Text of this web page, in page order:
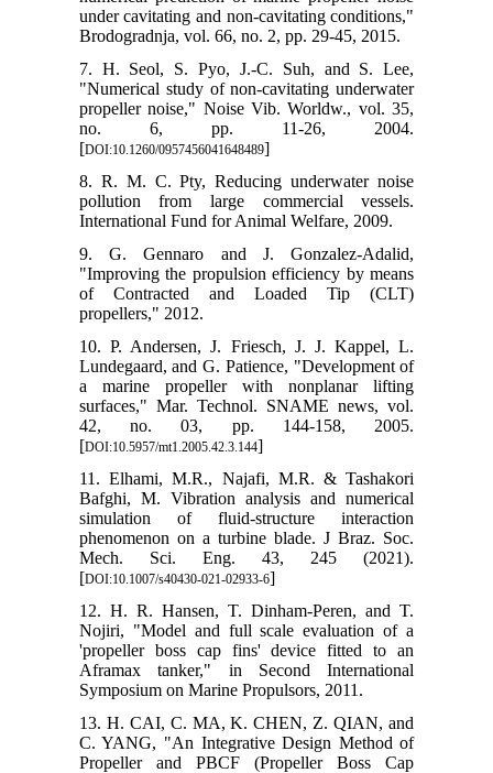
under cavitating and non-cavitating conditions,"
Brodogradnja, vol. 66, no. 2, pp. 29-45, 2015.
7. H. Seol, S. Pyo, J.-C. Suh, and S. Lee,
"Numerical study of non-cavitating underwater
propeller noise," Noise Vib. Worldw., vol. 35,
no. 6, pp. 11-26, 2004.
[DOI:10.1260/0957456041648489]
8. R. M. C. Pty, Reducing underwater noise
pollution from large commercial vessels.
International Fund for Animal Welfare, 2009.
9. G. Gennaro and J. Gonzalez-Adalid,
"Improving the propulsion efficiency by means
of Contracted and Loaded Tip (CLT)
propellers," 2012.
10. P. Andersen, J. Friesch, J. J. Kappel, L.
Lundegaard, and G. Patience, "Development of
a marine propeller with nonplanar lifting
surfaces," Mar. Technol. SNAME news, vol.
42, no. 03, pp. 144-158, 2005.
[DOI:10.5957/mt1.2005.42.3.144]
11. Elhami, M.R., Najafi, M.R. & Tashakori
Bafghi, M. Vibration analysis and numerical
simulation of fluid-structure interaction
phenomenon on a turbine blade. J Braz. Soc.
Mech. Sci. Eng. 43, 245 (2021).
[DOI:10.1007/s40430-021-02933-6]
12. H. R. Hansen, T. Dinham-Peren, and T.
Nojiri, "Model and full scale evaluation of a
'propeller boss cap fins' device fitted to an
Aframax tanker," in Second International
Symposium on Marine Propulsors, 2011.
13. H. CAI, C. MA, K. CHEN, Z. QIAN, and
C. YANG, "An Integrative Design Method of
Propeller and PBCF (Propeller Boss Cap